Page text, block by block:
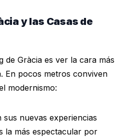
y las Casas de
de Gràcia es ver la cara más
En pocos metros conviven
modernismo:
sus nuevas experiencias
la más espectacular por